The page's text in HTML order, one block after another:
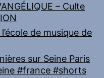
– Culte
de musique de
sur Seine Paris
#france #shorts